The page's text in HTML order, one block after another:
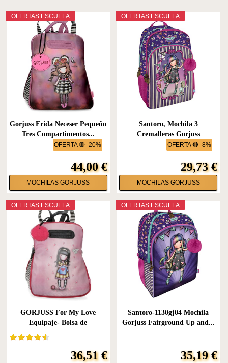
OFERTA 🔴 -20%
OFERTAS ESCUELA
Gorjuss Frida Neceser Pequeño
Tres Compartimentos...
44,00 €
MOCHILAS GORJUSS
OFERTA 🔴 -8%
OFERTAS ESCUELA
Santoro, Mochila 3
Cremalleras Gorjuss
Fairground...
29,73 €
MOCHILAS GORJUSS
OFERTAS ESCUELA
GORJUSS For My Love
Equipaje- Bolsa de
mensajero,...
36,51 €
OFERTAS ESCUELA
Santoro-1130gj04 Mochila
Gorjuss Fairground Up and...
35,19 €